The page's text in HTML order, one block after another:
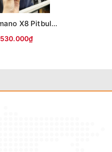
Dù Shimano X8 Pitbull 200m (8 sợi) - 2.0
530.000₫